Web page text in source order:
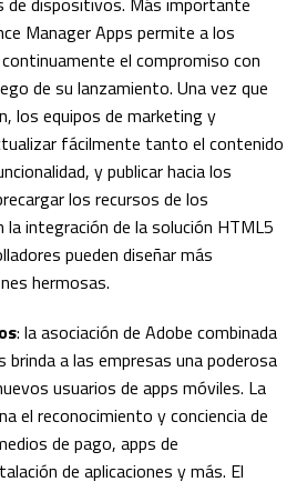
Manager Apps permite a los
el compromiso con
de su lanzamiento. Una vez que
los equipos de marketing y
fácilmente tanto el contenido
y publicar hacia los
los recursos de los
la integración de la solución HTML5
pueden diseñar más
hermosas.
: la asociación de Adobe combinada
brinda a las empresas una poderosa
usuarios de apps móviles. La
el reconocimiento y conciencia de
de pago, apps de
de aplicaciones y más. El